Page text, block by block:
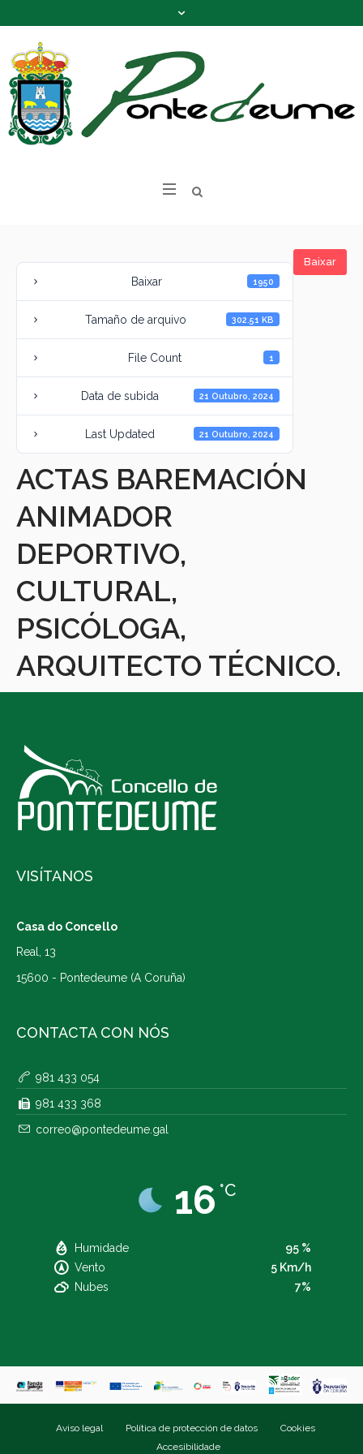
Baixar
Baixar 1950
Tamaño de arquivo 302.51 KB
File Count 1
Data de subida 21 Outubro, 2024
Last Updated 21 Outubro, 2024
ACTAS BAREMACIÓN
ANIMADOR
DEPORTIVO,
CULTURAL,
PSICÓLOGA,
ARQUITECTO TÉCNICO.
VISÍTANOS
Casa do Concello
Real, 13
15600 - Pontedeume (A Coruña)
CONTACTA CON NÓS
981 433 054
981 433 368
correo@pontedeume.gal
16 °C
Humidade
95 %
Vento
5 Km/h
Nubes
7%
Aviso legal Política de protección de datos
Cookies
Accesibilidade